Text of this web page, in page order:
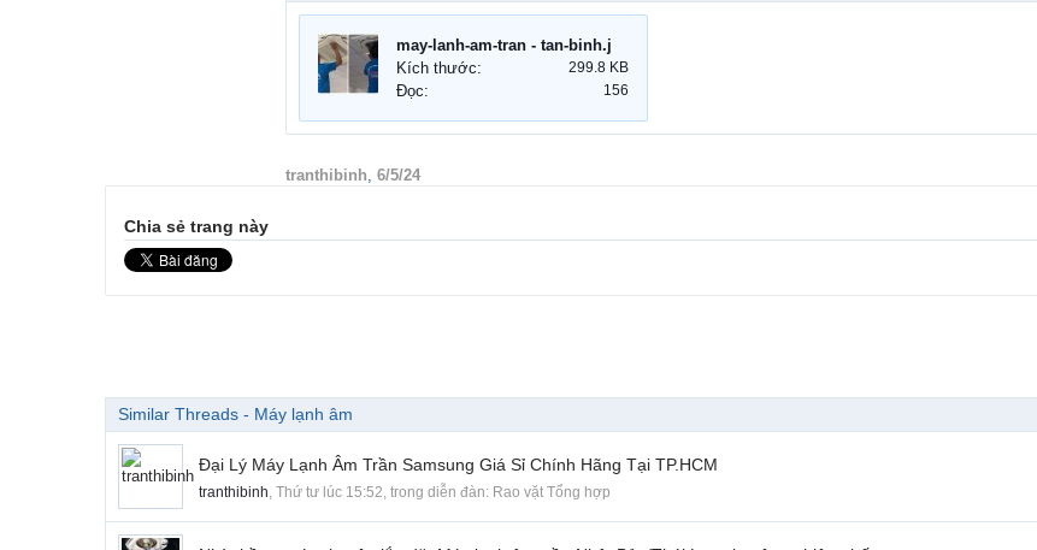
Kích thước: 299.8 KB
Đọc: 156
tranthibinh, 6/5/24
Chia sẻ trang này
Similar Threads - Máy lạnh âm
Đại Lý Máy Lạnh Âm Trần Samsung Giá Sỉ Chính Hãng Tại TP.HCM
tranthibinh, Thứ tư lúc 15:52, trong diễn đàn: Rao vặt Tổng hợp